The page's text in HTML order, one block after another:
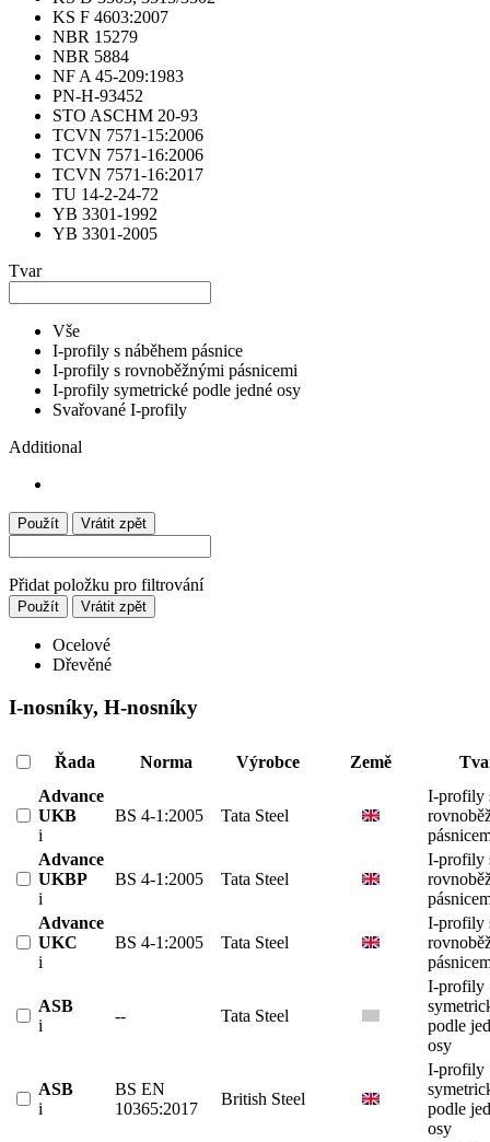
KS F 4603:2007
NBR 15279
NBR 5884
NF A 45-209:1983
PN-H-93452
STO ASCHM 20-93
TCVN 7571-15:2006
TCVN 7571-16:2006
TCVN 7571-16:2017
TU 14-2-24-72
YB 3301-1992
YB 3301-2005
Tvar
Vše
I-profily s náběhem pásnice
I-profily s rovnoběžnými pásnicemi
I-profily symetrické podle jedné osy
Svařované I-profily
Additional
Použít Vrátit zpět
Přidat položku pro filtrování
Použít Vrátit zpět
Ocelové
Dřevěné
I-nosníky, H-nosníky
Řada Norma Výrobce Země
Advance
UKB
i
BS 4-1:2005 Tata Steel
I-profily
Advance
UKBP
i
BS 4-1:2005 Tata Steel
I-profily
Advance
UKC
i
BS 4-1:2005 Tata Steel
I-profily
ASB
i
-- Tata Steel
I-profily
podle
osy
ASB
i
BS EN
10365:2017
British Steel
I-profily
podle
osy